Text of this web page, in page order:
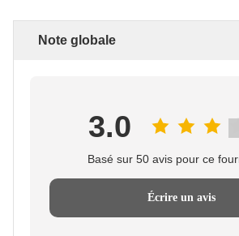
Note globale
3.0
Basé sur 50 avis pour ce
Écrire un avis